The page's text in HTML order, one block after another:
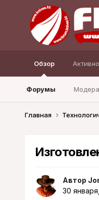
Обзор
Форумы
Главная
Автор
30